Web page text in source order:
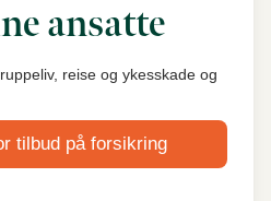
ansatte
reise og ykesskade og
tilbud på forsikring